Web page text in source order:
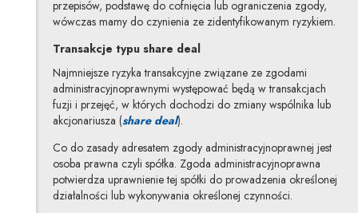
przepisów, podstawę do cofnięcia lub ograniczenia zgody,
wówczas mamy do czynienia ze zidentyfikowanym ryzykiem.
Transakcje typu share deal
Najmniejsze ryzyka transakcyjne związane ze zgodami
administracyjnoprawnymi występować będą w transakcjach
fuzji i przejęć, w których dochodzi do zmiany wspólnika lub
akcjonariusza (share dealUwaga, link zostanie otwarty w
).
Co do zasady adresatem zgody administracyjnoprawnej jest
osoba prawna czyli spółka. Zgoda administracyjnoprawna
potwierdza uprawnienie tej spółki do prowadzenia określonej
działalności lub wykonywania określonej czynności.